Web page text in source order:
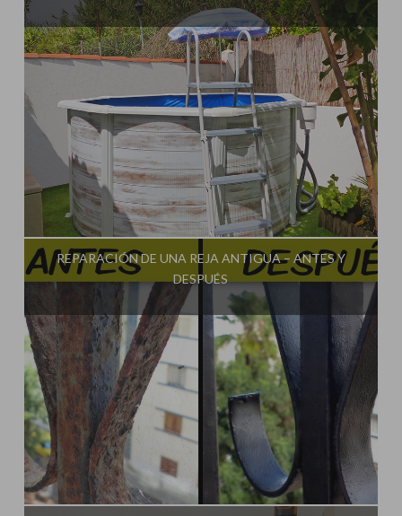
Influencer:Idea Tu Mismo
REPARACIÓN DE UNA REJA ANTIGUA – ANTES Y
DESPUÉS
Influencer: Idea Tu Mismo